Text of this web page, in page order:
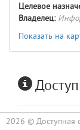
Целевое
Владелец:
Показать на
2026 © Доступная